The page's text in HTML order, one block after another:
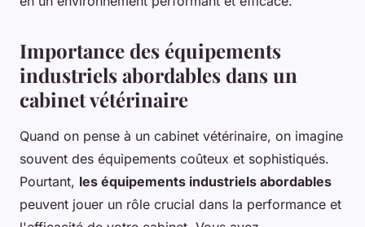
Importance des équipements
industriels abordables dans un
cabinet vétérinaire
Quand on pense à un cabinet vétérinaire, on imagine
souvent des équipements coûteux et sophistiqués.
Pourtant, les équipements industriels abordables
peuvent jouer un rôle crucial dans la performance et